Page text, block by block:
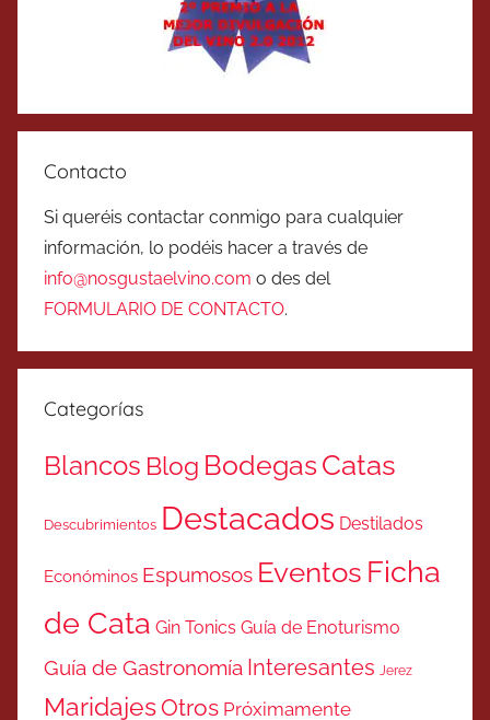
Contacto
Si queréis contactar conmigo para cualquier
información, lo podéis hacer a través de
info@nosgustaelvino.com o des del
FORMULARIO DE CONTACTO.
Categorías
Blancos Blog BodegasCatas
Descubrimientos Destacados Destilados
Económinos Espumosos Eventos Ficha
de Cata Gin Tonics Guía de Enoturismo
Guía de Gastronomía Interesantes Jerez
MaridajesOtros Próximamente